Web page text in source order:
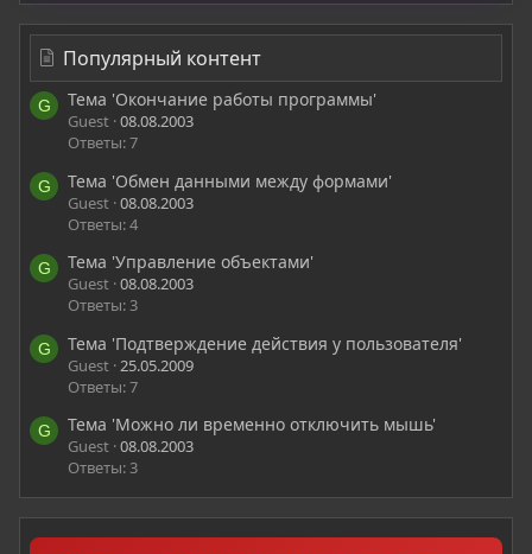
Популярный контент
G Тема 'Окончание работы программы'
Guest 08.08.2003
Ответы: 7
G Тема 'Обмен данными между формами'
Guest 08.08.2003
Ответы: 4
G Тема 'Управление объектами'
Guest 08.08.2003
Ответы: 3
G Тема 'Подтверждение действия у пользователя'
Guest 25.05.2009
Ответы: 7
G Тема 'Можно ли временно отключить мышь'
Guest 08.08.2003
Ответы: 3